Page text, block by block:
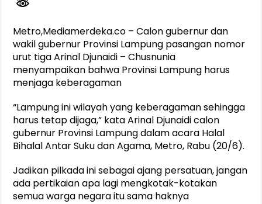
Purnama Wulan Sari Mirza Buka SiSeSa Roadshow Lampung
Metro,Mediamerdeka.co – Calon gubernur dan
wakil gubernur Provinsi Lampung pasangan nomor
urut tiga Arinal Djunaidi – Chusnunia
menyampaikan bahwa Provinsi Lampung harus
menjaga keberagaman
“Lampung ini wilayah yang keberagaman sehingga
harus tetap dijaga,” kata Arinal Djunaidi calon
gubernur Provinsi Lampung dalam acara Halal
Bihalal Antar Suku dan Agama, Metro, Rabu (20/6).
Jadikan pilkada ini sebagai ajang persatuan, jangan
ada pertikaian apa lagi mengkotak-kotakan
semua warga negara itu sama haknya